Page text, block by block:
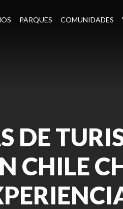
PARQUES COMUNIDADES
DE
CHILE